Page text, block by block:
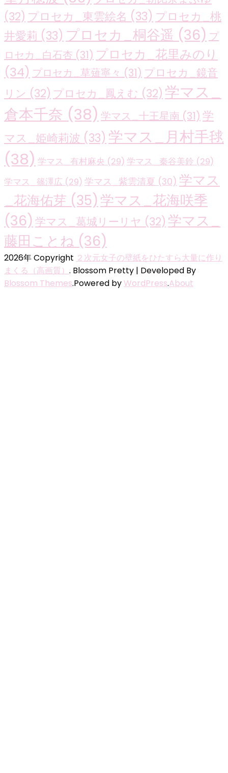
(32) プロセカ_東雲絵名 (33) プロセカ_桃
井愛莉 (33) プロセカ_桐谷遥 (36) プ
ロセカ_白石杏 (31) プロセカ_花里みのり
(34) プロセカ_草薙寧々 (31) プロセカ_鏡音
リン (32) プロセカ_鳳えむ (32) 学マス_
倉本千奈 (38) 学マス_十王星南 (31) 学
マス_姫崎莉波 (33) 学マス_月村手毬
(38) 学マス_有村麻央 (29) 学マス_秦谷美鈴 (29)
学マス_篠澤広 (29) 学マス_紫雲清夏 (30) 学マス
_花海佑芽 (35) 学マス_花海咲季
(36) 学マス_葛城リーリヤ (32) 学マス_
藤田ことね (36)
2026年 Copyright ２次元女子の壁紙をひたすら大量に作り
まくる（高画質） . Blossom Pretty | Developed By
Blossom Themes.Powered byWordPress.About